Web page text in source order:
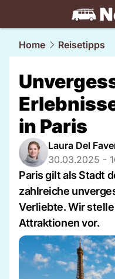
travel.NAU.ch
Home Reisetipps
in Paris
Laura Del
30.03.2025 -
Paris gilt als Stadt
zahlreiche
Verliebte. Wir
Attraktionen vor.